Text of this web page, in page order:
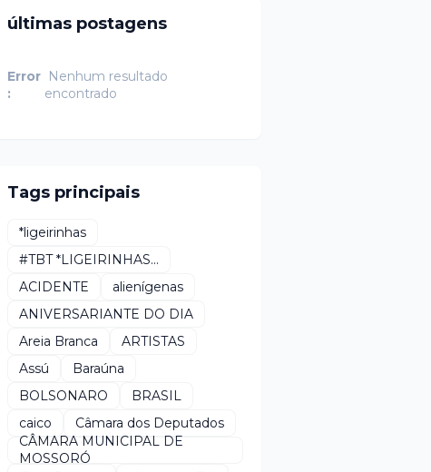
últimas postagens
Error
:
Nenhum resultado
encontrado
Tags principais
*ligeirinhas
#TBT *LIGEIRINHAS...
ACIDENTE
alienígenas
ANIVERSARIANTE DO DIA
Areia Branca
ARTISTAS
Assú
Baraúna
BOLSONARO
BRASIL
caico
Câmara dos Deputados
CÂMARA MUNICIPAL DE
MOSSORÓ